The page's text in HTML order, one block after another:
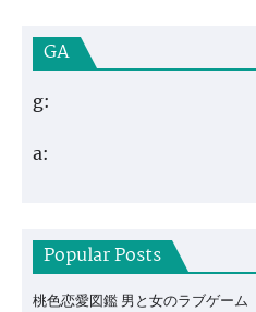
GA
g:
a:
Popular Posts
桃色恋愛図鑑 男と女のラブゲーム